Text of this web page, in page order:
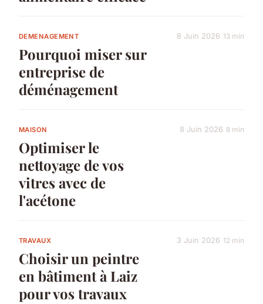
DEMENAGEMENT
Pourquoi miser sur
entreprise de
déménagement
8 Juin 2026 13 min
MAISON
Optimiser le
nettoyage de vos
vitres avec de
l'acétone
8 Juin 2026 8 min
TRAVAUX
Choisir un peintre
en bâtiment à Laiz
pour vos travaux
3 Juin 2026 12 min